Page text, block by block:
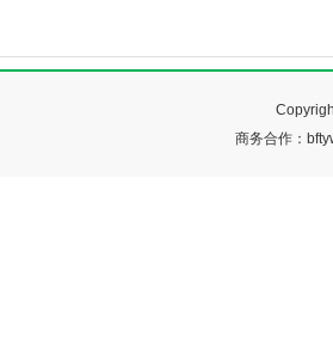
商务合作：